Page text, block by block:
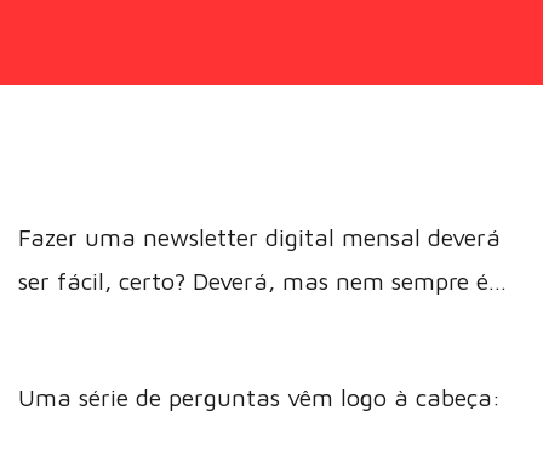
Fazer uma newsletter digital mensal deverá
ser fácil, certo? Deverá, mas nem sempre é…
Uma série de perguntas vêm logo à cabeça: